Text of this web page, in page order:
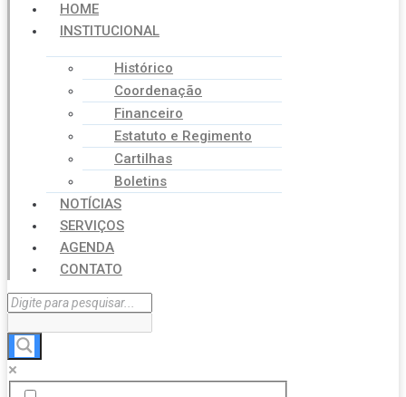
HOME
INSTITUCIONAL
Histórico
Coordenação
Financeiro
Estatuto e Regimento
Cartilhas
Boletins
NOTÍCIAS
SERVIÇOS
AGENDA
CONTATO